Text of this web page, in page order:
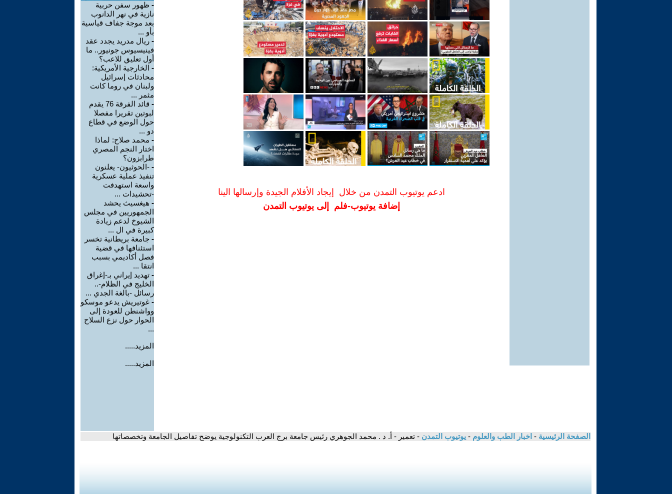
ادعم يوتيوب التمدن من خلال إيجاد الأفلام الجيدة وإرسالها الينا
إضافة يوتيوب-فلم إلى يوتيوب التمدن
- ظهور سفن حربية
نازية في نهر الدانوب
بعد موجة جفاف قياسية
بأو ...
- ريال مدريد يجدد عقد
فينيسيوس جونيور.. ما
أول تعليق للاعب؟
- الخارجية الأمريكية:
محادثات إسرائيل
ولبنان في روما كانت
مثمر ...
-
قائد الفرقة 76 يقدم
لبوتين تقريرا مفصلا
حول الوضع في قطاع
دو ...
- محمد صلاح: لماذا
اختار النجم المصري
طرابزون؟
- -الحوثيون- يعلنون
تنفيذ عملية عسكرية
واسعة استهدفت
-تحشيدات ...
- هيغسيث يحشد
الجمهوريين في مجلس
الشيوخ لدعم زيادة
كبيرة في ال ...
- جامعة بريطانية تخسر
استئنافها في قضية
فصل أكاديمي بسبب
انتقا ...
- تهديد إيراني بـ-إغراق
الخليج في الظلام-..
رسائل -بالغة الجدي ...
- غوتيريش يدعو موسكو
وواشنطن للعودة إلى
الحوار حول نزع السلاح
...
المزيد.....
المزيد.....
الصفحة الرئيسية - اخبار الطب والعلوم - يوتيوب التمدن - تعمير - أ. د . محمد الجوهري رئيس جامعة برج العرب التكنولوجية يوضح تفاصيل الجامعة وتخصصاتها